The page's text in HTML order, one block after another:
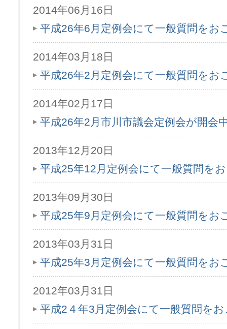
2014年06月16日
平成26年6月定例会にて一般質問をお
2014年03月18日
平成26年2月定例会にて一般質問をお
2014年02月17日
平成26年2月市川市議会定例会が開会
2013年12月20日
平成25年12月定例会にて一般質問を
2013年09月30日
平成25年9月定例会にて一般質問をお
2013年03月31日
平成25年3月定例会にて一般質問をお
2012年03月31日
平成2４年3月定例会にて一般質問を